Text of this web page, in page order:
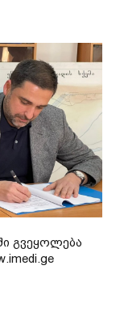
გვეყოლება